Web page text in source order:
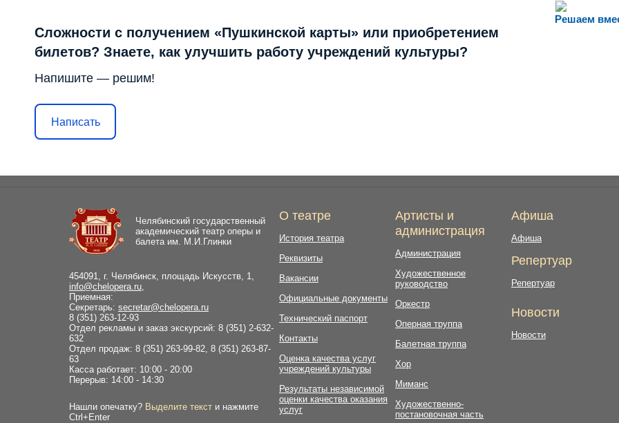
Решаем
Сложности с получением «Пушкинской карты» или приобретением
билетов? Знаете, как улучшить работу учреждений культуры?
Напишите — решим!
Написать
Челябинский государственный
академический театр оперы и
балета им. М.И.Глинки
454091, г. Челябинск, площадь Искусств, 1,
info@chelopera.ru,
Приемная:
Секретарь: secretar@chelopera.ru
8 (351) 263-12-93
Отдел рекламы и заказ экскурсий: 8 (351) 2-632-
632
Отдел продаж: 8 (351) 263-99-82, 8 (351) 263-87-
63
Касса работает: 10:00 - 20:00
Перерыв: 14:00 - 14:30
Нашли опечатку? Выделите текст и нажмите
Ctrl+Enter
О театре
История театра
Реквизиты
Вакансии
Официальные документы
Технический паспорт
Контакты
Оценка качества услуг
учреждений культуры
Результаты независимой
оценки качества оказания
услуг
Артисты и
администрация
Администрация
Художественное
руководство
Оркестр
Оперная труппа
Балетная труппа
Хор
Миманс
Художественно-
постановочная часть
Афиша
Афиша
Репертуар
Репертуар
Новости
Новости